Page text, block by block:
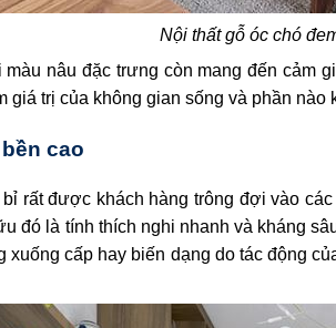
Nội thất gỗ óc chó
nâu đặc trưng còn mang đến cảm
giá trị của không gian sống và phần nào
cao
rất được khách hàng trông đợi vào
đó là tính thích nghi nhanh và kháng
xuống cấp hay biến dạng do tác động